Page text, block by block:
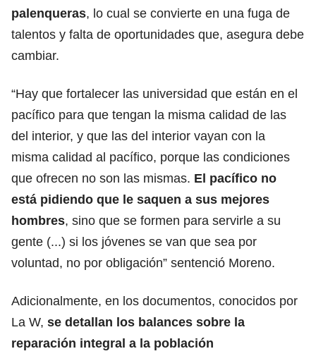
palenqueras, lo cual se convierte en una fuga de
talentos y falta de oportunidades que, asegura debe
cambiar.
“Hay que fortalecer las universidad que están en el
pacífico para que tengan la misma calidad de las
del interior, y que las del interior vayan con la
misma calidad al pacífico, porque las condiciones
que ofrecen no son las mismas. El pacífico no
está pidiendo que le saquen a sus mejores
hombres, sino que se formen para servirle a su
gente (...) si los jóvenes se van que sea por
voluntad, no por obligación” sentenció Moreno.
Adicionalmente, en los documentos, conocidos por
La W, se detallan los balances sobre la
reparación integral a la población